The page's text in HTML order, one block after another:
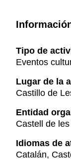
Tipo de
Eventos
Lugar de la
Castillo de
Entidad
Castell de
Idiomas de
Catalán,